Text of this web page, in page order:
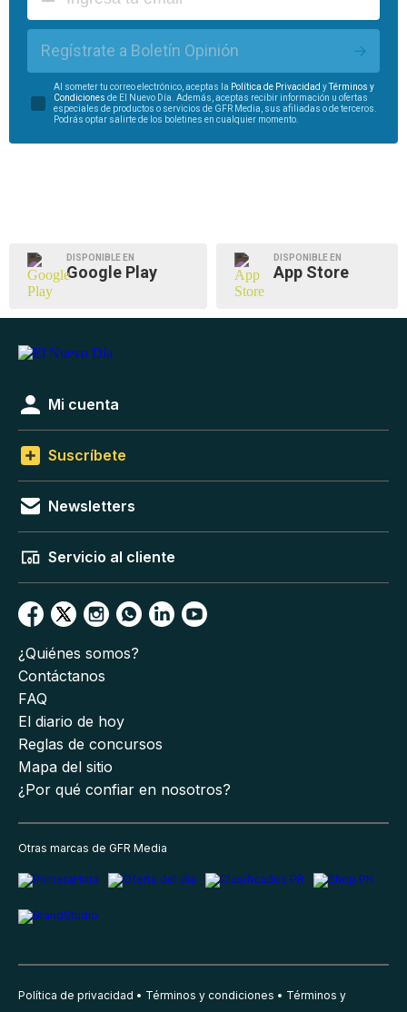
Regístrate a Boletín Opinión
Al someter tu correo electrónico, aceptas la Política de Privacidad yTérminos y
Condiciones de El Nuevo Día. Además, aceptas recibir información u ofertas
especiales de productos o servicios de GFR Media, sus afiliadas o de terceros.
Podrás optar salirte de los boletines en cualquier momento.
DISPONIBLE EN
Google Play
DISPONIBLE EN
App Store
Mi cuenta
Suscríbete
Newsletters
Servicio al cliente
¿Quiénes somos?
Contáctanos
FAQ
El diario de hoy
Reglas de concursos
Mapa del sitio
¿Por qué confiar en nosotros?
Otras marcas de GFR Media
Política de privacidad Términos y condiciones Términos y